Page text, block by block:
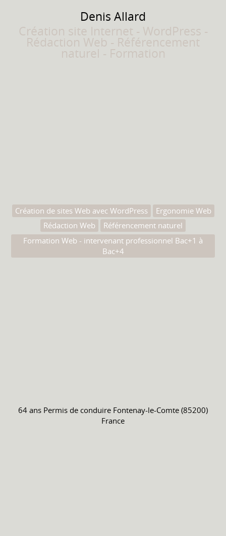
Denis Allard
Création site Internet - WordPress -
Rédaction Web - Référencement
naturel - Formation
Création de sites Web avec WordPress
Ergonomie Web
Rédaction Web
Référencement naturel
Formation Web - intervenant professionnel Bac+1 à
Bac+4
64 ans Permis de conduire Fontenay-le-Comte (85200)
France